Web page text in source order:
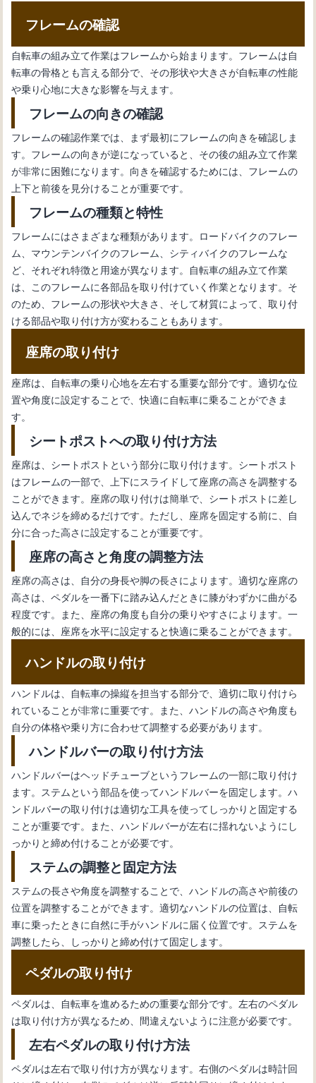
フレームの確認
自転車の組み立て作業はフレームから始まります。フレームは自
転車の骨格とも言える部分で、その形状や大きさが自転車の性能
や乗り心地に大きな影響を与えます。
フレームの向きの確認
フレームの確認作業では、まず最初にフレームの向きを確認しま
す。フレームの向きが逆になっていると、その後の組み立て作業
が非常に困難になります。向きを確認するためには、フレームの
上下と前後を見分けることが重要です。
フレームの種類と特性
フレームにはさまざまな種類があります。ロードバイクのフレー
ム、マウンテンバイクのフレーム、シティバイクのフレームな
ど、それぞれ特徴と用途が異なります。自転車の組み立て作業
は、このフレームに各部品を取り付けていく作業となります。そ
のため、フレームの形状や大きさ、そして材質によって、取り付
ける部品や取り付け方が変わることもあります。
座席の取り付け
座席は、自転車の乗り心地を左右する重要な部分です。適切な位
置や角度に設定することで、快適に自転車に乗ることができま
す。
シートポストへの取り付け方法
座席は、シートポストという部分に取り付けます。シートポスト
はフレームの一部で、上下にスライドして座席の高さを調整する
ことができます。座席の取り付けは簡単で、シートポストに差し
込んでネジを締めるだけです。ただし、座席を固定する前に、自
分に合った高さに設定することが重要です。
座席の高さと角度の調整方法
座席の高さは、自分の身長や脚の長さによります。適切な座席の
高さは、ペダルを一番下に踏み込んだときに膝がわずかに曲がる
程度です。また、座席の角度も自分の乗りやすさによります。一
般的には、座席を水平に設定すると快適に乗ることができます。
ハンドルの取り付け
ハンドルは、自転車の操縦を担当する部分で、適切に取り付けら
れていることが非常に重要です。また、ハンドルの高さや角度も
自分の体格や乗り方に合わせて調整する必要があります。
ハンドルバーの取り付け方法
ハンドルバーはヘッドチューブというフレームの一部に取り付け
ます。ステムという部品を使ってハンドルバーを固定します。ハ
ンドルバーの取り付けは適切な工具を使ってしっかりと固定する
ことが重要です。また、ハンドルバーが左右に揺れないようにし
っかりと締め付けることが必要です。
ステムの調整と固定方法
ステムの長さや角度を調整することで、ハンドルの高さや前後の
位置を調整することができます。適切なハンドルの位置は、自転
車に乗ったときに自然に手がハンドルに届く位置です。ステムを
調整したら、しっかりと締め付けて固定します。
ペダルの取り付け
ペダルは、自転車を進めるための重要な部分です。左右のペダル
は取り付け方が異なるため、間違えないように注意が必要です。
左右ペダルの取り付け方法
ペダルは左右で取り付け方が異なります。右側のペダルは時計回